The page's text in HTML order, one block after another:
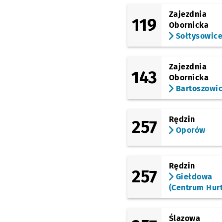
(Swobodna)
EPI NŻPrzystanek na
(Ślężna)
(Gliniana)
Dyrekcyjna
(Petrusewicza)
119
Zajezdnia
Obornicka
Sołtysowice
143
Zajezdnia
Obornicka
257
Rędzin
Oporów
257
Rędzin
Giełdowa
(Centrum
Ślazowa